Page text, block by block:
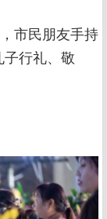
市民朋友手持
行礼、敬